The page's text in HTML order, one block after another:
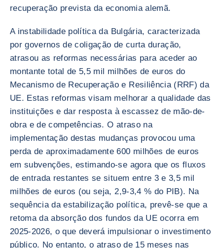
recuperação prevista da economia alemã.
A instabilidade política da Bulgária, caracterizada
por governos de coligação de curta duração,
atrasou as reformas necessárias para aceder ao
montante total de 5,5 mil milhões de euros do
Mecanismo de Recuperação e Resiliência (RRF) da
UE. Estas reformas visam melhorar a qualidade das
instituições e dar resposta à escassez de mão-de-
obra e de competências. O atraso na
implementação destas mudanças provocou uma
perda de aproximadamente 600 milhões de euros
em subvenções, estimando-se agora que os fluxos
de entrada restantes se situem entre 3 e 3,5 mil
milhões de euros (ou seja, 2,9-3,4 % do PIB). Na
sequência da estabilização política, prevê-se que a
retoma da absorção dos fundos da UE ocorra em
2025-2026, o que deverá impulsionar o investimento
público. No entanto, o atraso de 15 meses nas